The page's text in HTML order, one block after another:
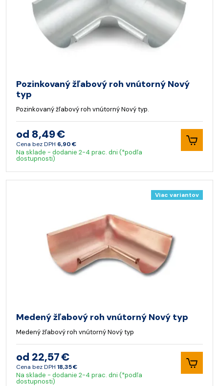
Pozinkovaný žľabový roh vnútorný Nový
typ
Pozinkovaný žľabový roh vnútorný Nový typ.
od 8,49 €
Cena bez DPH 6,90 €
Na sklade - dodanie 2-4 prac. dni (*podľa
dostupnosti)
Viac variantov
Medený žľabový roh vnútorný Nový typ
Medený žľabový roh vnútorný Nový typ
od 22,57 €
Cena bez DPH 18,35 €
Na sklade - dodanie 2-4 prac. dni (*podľa
dostupnosti)